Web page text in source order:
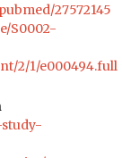
27572145
S0002-
2/1/e000494.full